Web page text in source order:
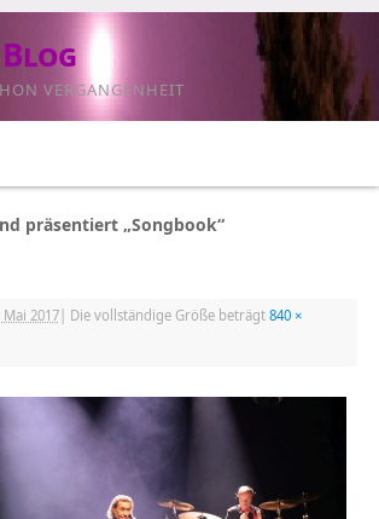
VERGANGENHEIT
präsentiert „Songbook“
Mai 2017| Die vollständige Größe beträgt 840 ×